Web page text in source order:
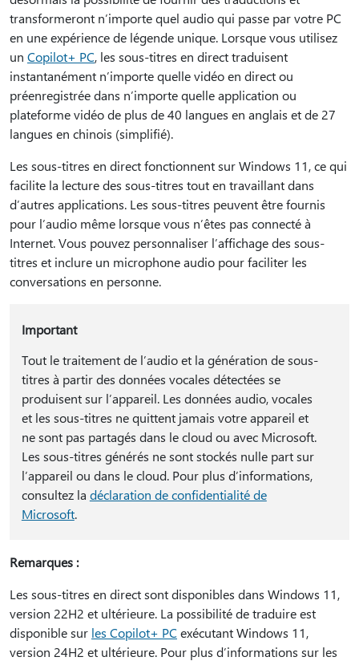
transformeront n’importe quel audio qui passe par votre PC
en une expérience de légende unique. Lorsque vous utilisez
un Copilot+ PC, les sous-titres en direct traduisent
instantanément n’importe quelle vidéo en direct ou
préenregistrée dans n’importe quelle application ou
plateforme vidéo de plus de 40 langues en anglais et de 27
langues en chinois (simplifié).
Les sous-titres en direct fonctionnent sur Windows 11, ce qui
facilite la lecture des sous-titres tout en travaillant dans
d’autres applications. Les sous-titres peuvent être fournis
pour l’audio même lorsque vous n’êtes pas connecté à
Internet. Vous pouvez personnaliser l’affichage des sous-
titres et inclure un microphone audio pour faciliter les
conversations en personne.
Important
Tout le traitement de l’audio et la génération de sous-
titres à partir des données vocales détectées se
produisent sur l’appareil. Les données audio, vocales
et les sous-titres ne quittent jamais votre appareil et
ne sont pas partagés dans le cloud ou avec Microsoft.
Les sous-titres générés ne sont stockés nulle part sur
l’appareil ou dans le cloud. Pour plus d’informations,
consultez la déclaration de confidentialité de
Microsoft.
Remarques :
Les sous-titres en direct sont disponibles dans Windows 11,
version 22H2 et ultérieure. La possibilité de traduire est
disponible sur les Copilot+ PC exécutant Windows 11,
version 24H2 et ultérieure. Pour plus d’informations sur les